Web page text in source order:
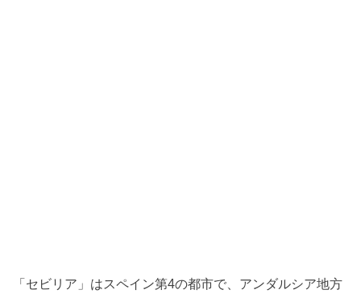
「セビリア」はスペイン第4の都市で、アンダルシア地方